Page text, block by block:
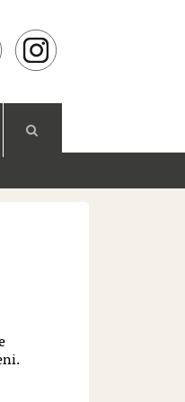
YouTube